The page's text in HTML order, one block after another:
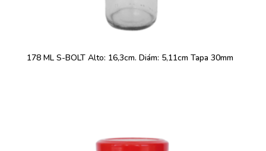
178 ML S-BOLT Alto: 16,3cm. Diám: 5,11cm Tapa 30mm